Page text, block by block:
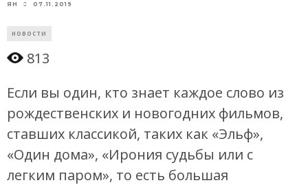
ЯН 07.11.2019
НОВОСТИ
813
Если вы один, кто знает каждое слово из
рождественских и новогодних фильмов,
ставших классикой, таких как «Эльф»,
«Один дома», «Ирония судьбы или с
легким паром», то есть большая